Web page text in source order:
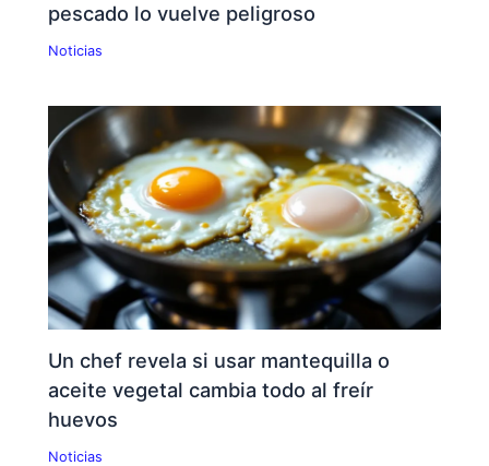
pescado lo vuelve peligroso
Noticias
Un chef revela si usar mantequilla o
aceite vegetal cambia todo al freír
huevos
Noticias